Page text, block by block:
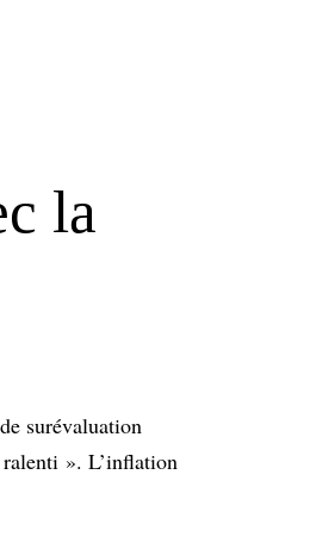
la
surévaluation
». L’inflation